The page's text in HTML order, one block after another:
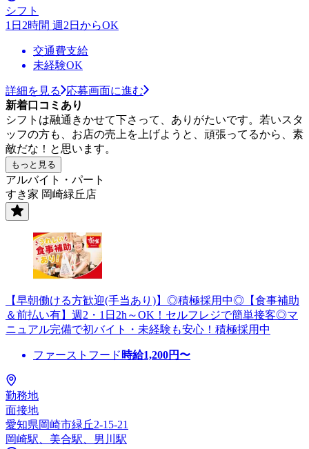
シフト
1日2時間 週2日からOK
交通費支給
未経験OK
詳細を見る
応募画面に進む
新着口コミあり
シフトは融通きかせて下さって、ありがたいです。若いスタ
ッフの方も、お店の売上を上げようと、頑張ってるから、素
敵だな！と思います。
もっと見る
アルバイト・パート
すき家 岡崎緑丘店
【早朝働ける方歓迎(手当あり)】◎積極採用中◎【食事補助
＆前払い有】週2・1日2h～OK！セルフレジで簡単接客◎マ
ニュアル完備で初バイト・未経験も安心！積極採用中
ファーストフード 時給1,200円〜
勤務地
面接地
愛知県岡崎市緑丘2-15-21
岡崎駅、美合駅、男川駅